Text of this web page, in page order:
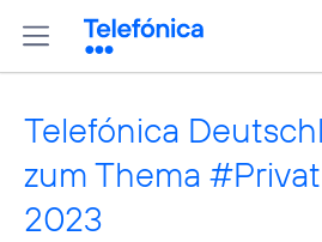
Telefónica
zum Thema
2023